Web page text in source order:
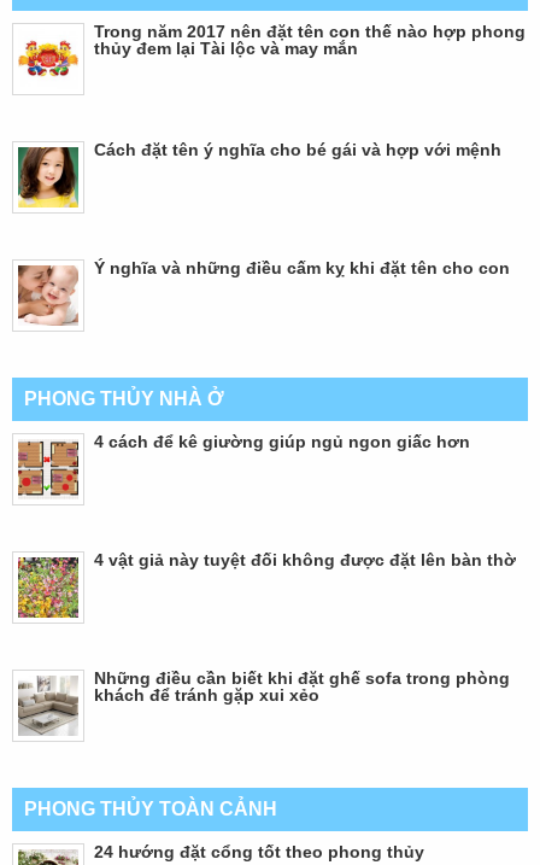
Trong năm 2017 nên đặt tên con thế nào hợp phong
thủy đem lại Tài lộc và may mắn
Cách đặt tên ý nghĩa cho bé gái và hợp với mệnh
Ý nghĩa và những điều cấm kỵ khi đặt tên cho con
PHONG THỦY NHÀ Ở
4 cách để kê giường giúp ngủ ngon giấc hơn
4 vật giả này tuyệt đối không được đặt lên bàn thờ
Những điều cần biết khi đặt ghế sofa trong phòng
khách để tránh gặp xui xẻo
PHONG THỦY TOÀN CẢNH
24 hướng đặt cổng tốt theo phong thủy